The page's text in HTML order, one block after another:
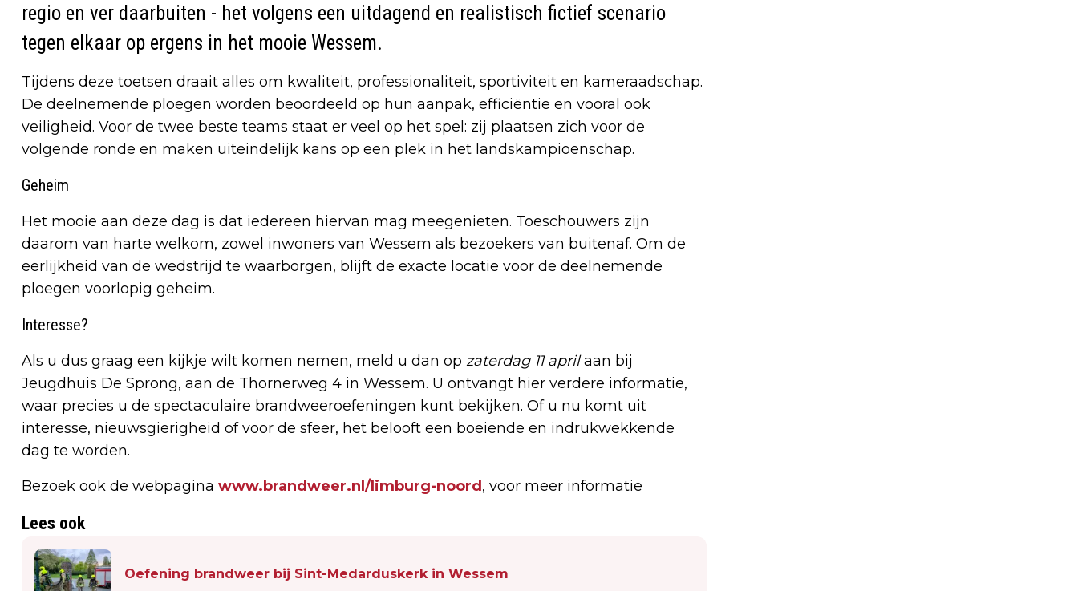
regio en ver daarbuiten - het volgens een uitdagend en realistisch fictief scenario
tegen elkaar op ergens in het mooie Wessem.
Tijdens deze toetsen draait alles om kwaliteit, professionaliteit, sportiviteit en kameraadschap.
De deelnemende ploegen worden beoordeeld op hun aanpak, efficiëntie en vooral ook
veiligheid. Voor de twee beste teams staat er veel op het spel: zij plaatsen zich voor de
volgende ronde en maken uiteindelijk kans op een plek in het landskampioenschap.
Geheim
Het mooie aan deze dag is dat iedereen hiervan mag meegenieten. Toeschouwers zijn
daarom van harte welkom, zowel inwoners van Wessem als bezoekers van buitenaf. Om de
eerlijkheid van de wedstrijd te waarborgen, blijft de exacte locatie voor de deelnemende
ploegen voorlopig geheim.
Interesse?
Als u dus graag een kijkje wilt komen nemen, meld u dan op zaterdag 11 aprilaan bij
Jeugdhuis De Sprong, aan de Thornerweg 4 in Wessem. U ontvangt hier verdere informatie,
waar precies u de spectaculaire brandweeroefeningen kunt bekijken. Of u nu komt uit
interesse, nieuwsgierigheid of voor de sfeer, het belooft een boeiende en indrukwekkende
dag te worden.
Bezoek ook de webpagina www.brandweer.nl/limburg-noord, voor meer informatie
Lees ook
Oefening brandweer bij Sint-Medarduskerk in Wessem